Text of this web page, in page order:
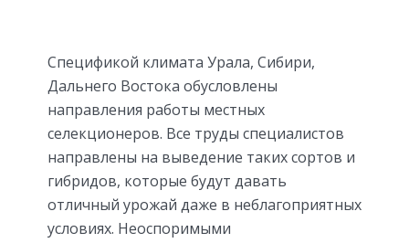
Спецификой климата Урала, Сибири,
Дальнего Востока обусловлены
направления работы местных
селекционеров. Все труды специалистов
направлены на выведение таких сортов и
гибридов, которые будут давать
отличный урожай даже в неблагоприятных
условиях. Неоспоримыми